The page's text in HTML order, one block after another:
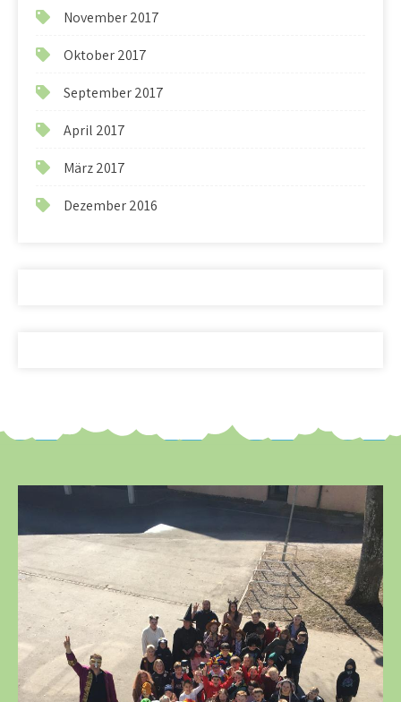
November 2017
Oktober 2017
September 2017
April 2017
März 2017
Dezember 2016